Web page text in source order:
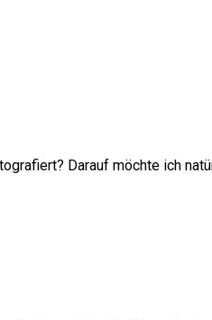
Darauf möchte ich